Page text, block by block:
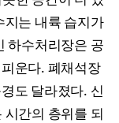
지는 내륙 습지가
하수처리장은 공
운다. 폐채석장
도 달라졌다. 신
간의 층위를 되